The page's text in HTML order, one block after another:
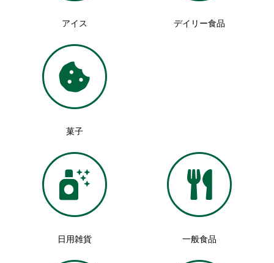
アイス デイリー食品
菓子
日用雑貨 一般食品